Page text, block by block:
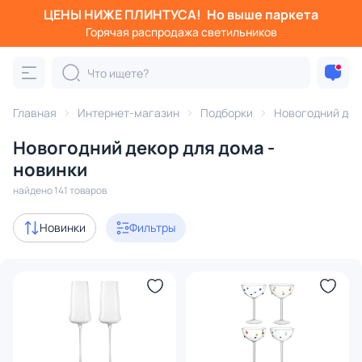
ЦЕНЫ НИЖЕ ПЛИНТУСА! Но выше паркета
Горячая распродажа светильников
Главная Интернет-магазин Подборки Новогодний
Новогодний декор для дома -
новинки
найдено 141 товаров
Новинки Фильтры
Фильтры
Категория: Новогодний декор и подарки
Гирлянды Декор Фужеры для
Акции 4
Цена